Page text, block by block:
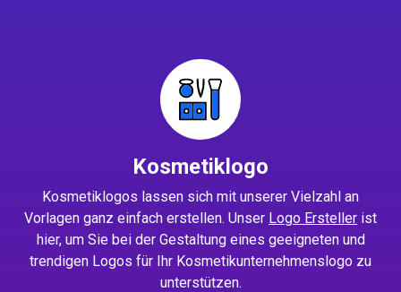
Kosmetiklogo
Kosmetiklogos lassen sich mit unserer Vielzahl an
Vorlagen ganz einfach erstellen. Unser Logo Ersteller ist
hier, um Sie bei der Gestaltung eines geeigneten und
trendigen Logos für Ihr Kosmetikunternehmenslogo zu
unterstützen.